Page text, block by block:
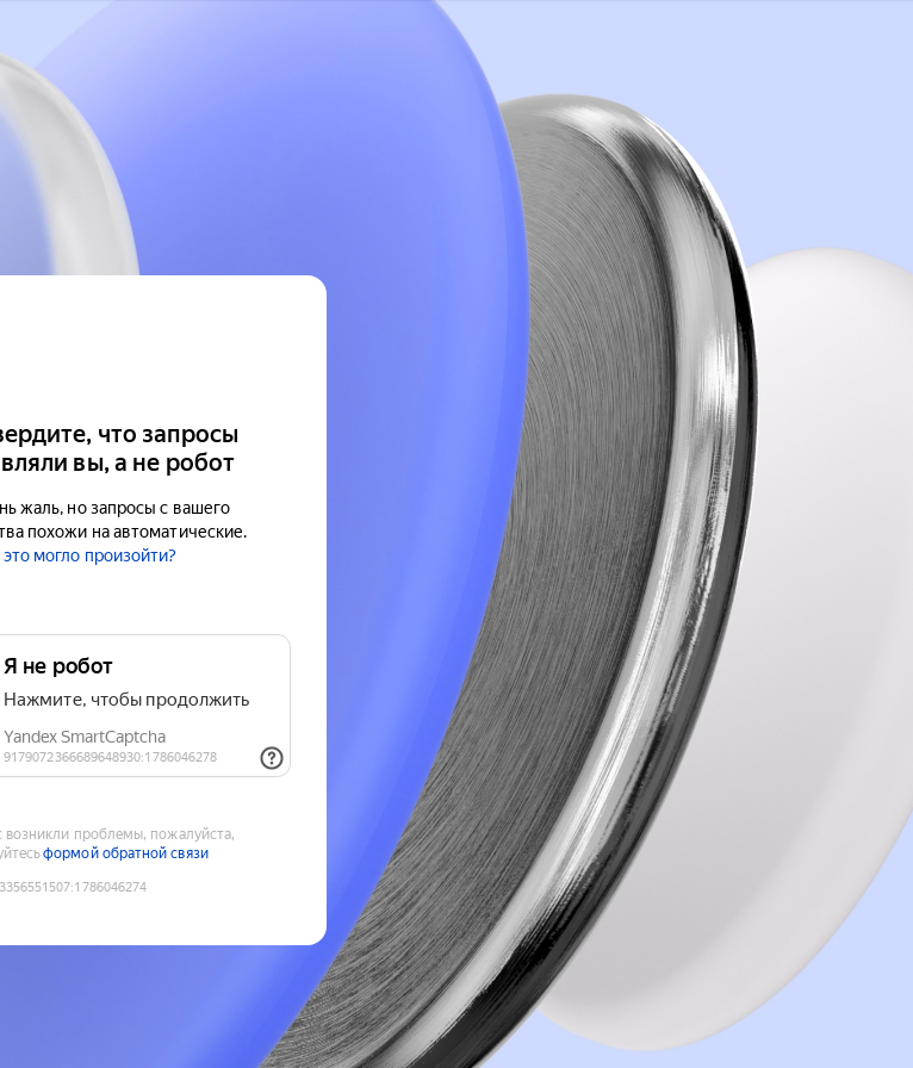
что запросы
вы, а не робот
жаль, но запросы с вашего
похожи на автоматические.
могло произойти?
возникли проблемы, пожалуйста,
формой обратной связи
:1786046274